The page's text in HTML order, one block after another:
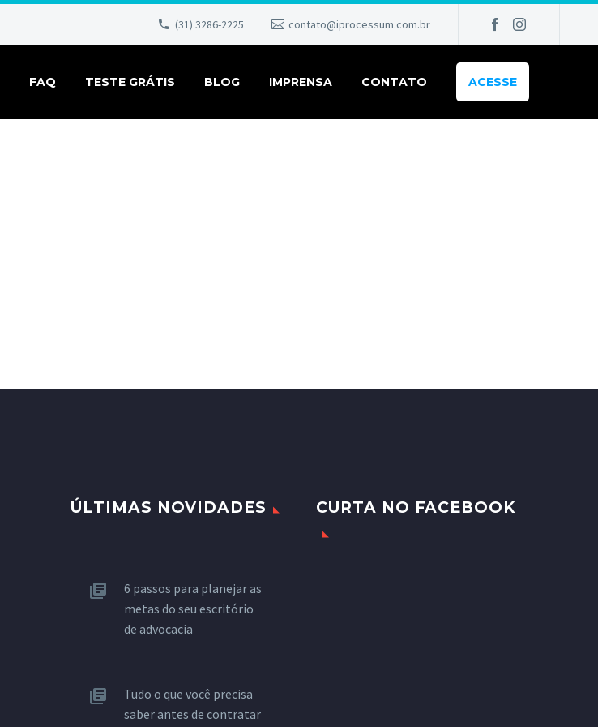
(31) 3286-2225 contato@iprocessum.com.br
FAQ TESTE GRÁTIS BLOG IMPRENSA CONTATO ACESSE
ÚLTIMAS NOVIDADES
6 passos para planejar as
metas do seu escritório
de advocacia
Tudo o que você precisa
saber antes de contratar
CURTA NO FACEBOOK